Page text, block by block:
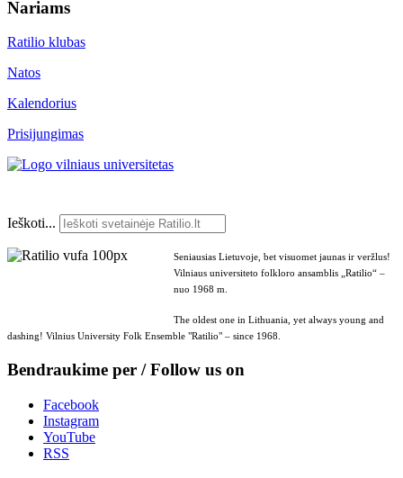
Nariams
Ratilio klubas
Natos
Kalendorius
Prisijungimas
Ieškoti...
Seniausias Lietuvoje, bet visuomet jaunas ir veržlus!
Vilniaus universiteto folkloro ansamblis „Ratilio“ –
nuo 1968 m.
The oldest one in Lithuania, yet always young and
dashing! Vilnius University Folk Ensemble "Ratilio" – since 1968.
Bendraukime per / Follow us on
Facebook
Instagram
YouTube
RSS